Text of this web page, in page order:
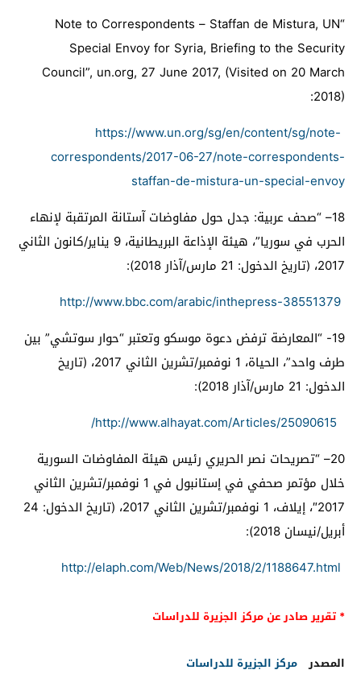
“
Note to Correspondents – Staffan de Mistura, UN
Special Envoy for Syria, Briefing to the Security
Council”, un.org, 27 June 2017, (Visited on 20 March
2018)
:
https://www.un.org/sg/en/content/sg/note-
correspondents/2017-06-27/note-correspondents-
staffan-de-mistura-un-special-envoy
18– “صحف عربية: جدل حول مفاوضات آستانة المرتقبة لإنهاء
الحرب في سوريا”، هيئة الإذاعة البريطانية، 9 يناير/كانون الثاني
2017، (تاريخ الدخول: 21 مارس/آذار 2018):
http://www.bbc.com/arabic/inthepress-38551379
19- “المعارضة ترفض دعوة موسكو وتعتبر “حوار سوتشي” بين
طرف واحد”، الحياة، 1 نوفمبر/تشرين الثاني 2017، (تاريخ
الدخول: 21 مارس/آذار 2018):
http://www.alhayat.com/Articles/25090615/
20– “تصريحات نصر الحريري رئيس هيئة المفاوضات السورية
خلال مؤتمر صحفي في إستانبول في 1 نوفمبر/تشرين الثاني
2017″، إيلاف، 1 نوفمبر/تشرين الثاني 2017، (تاريخ الدخول: 24
أبريل/نيسان 2018):
http://elaph.com/Web/News/2018/2/1188647.html
* تقرير صادر عن مركز الجزيرة للدراسات
المصدر مركز الجزيرة للدراسات